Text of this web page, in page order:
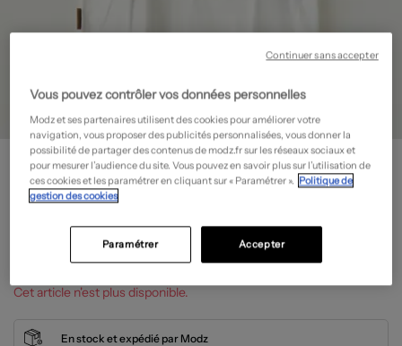
RAGWEAR
T-shirt - Stretch- Outlet
4,98€
Prix boutique : 24,90€ -80% ?
Guide des tailles
Cet article n'est plus disponible.
En stock et expédié par Modz
Vous pouvez contrôler vos données personnelles
Modz et ses partenaires utilisent des cookies pour améliorer votre
navigation, vous proposer des publicités personnalisées, vous donner la
possibilité de partager des contenus de modz.fr sur les réseaux sociaux et
pour mesurer l’audience du site. Vous pouvez en savoir plus sur l’utilisation de
ces cookies et les paramétrer en cliquant sur « Paramétrer ». Politique de
gestion des cookies
Accepter
Paramétrer
Continuer sans accepter